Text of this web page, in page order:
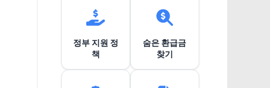
게
이
정부 지원 정
책
숨은 환급금
찾기